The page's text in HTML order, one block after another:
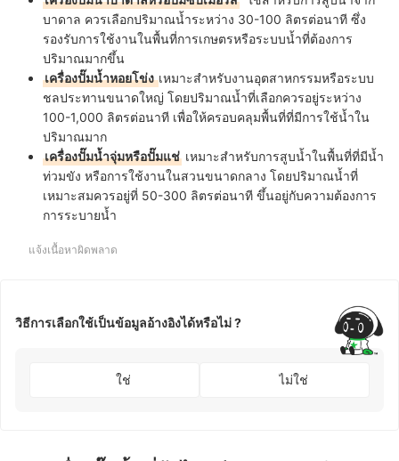
บาดาล ควรเลือกปริมาณน้ำระหว่าง 30-100 ลิตรต่อนาที ซึ่ง
รองรับการใช้งานในพื้นที่การเกษตรหรือระบบน้ำที่ต้องการ
ปริมาณมากขึ้น
เครื่องปั๊มน้ำหอยโข่งเหมาะสำหรับงานอุตสาหกรรมหรือระบบ
ชลประทานขนาดใหญ่ โดยปริมาณน้ำที่เลือกควรอยู่ระหว่าง
100-1,000 ลิตรต่อนาที เพื่อให้ครอบคลุมพื้นที่ที่มีการใช้น้ำใน
ปริมาณมาก
เครื่องปั๊มน้ำจุ่มหรือปั๊มแช่ เหมาะสำหรับการสูบน้ำในพื้นที่ที่มีน้ำ
ท่วมขัง หรือการใช้งานในสวนขนาดกลาง โดยปริมาณน้ำที่
เหมาะสมควรอยู่ที่ 50-300 ลิตรต่อนาที ขึ้นอยู่กับความต้องการ
การระบายน้ำ
แจ้งเนื้อหาผิดพลาด
วิธีการเลือกใช้เป็นข้อมูลอ้างอิงได้หรือไม่ ?
ใช่ ไม่ใช่